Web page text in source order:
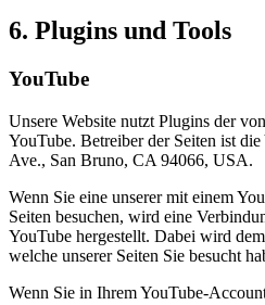
6. Plugins und Tools
YouTube
Unsere Website nutzt Plugins der
YouTube. Betreiber der Seiten ist
Ave., San Bruno, CA 94066, USA.
Wenn Sie eine unserer mit einem
Seiten besuchen, wird eine
YouTube hergestellt. Dabei wird
welche unserer Seiten Sie besucht
Wenn Sie in Ihrem YouTube-